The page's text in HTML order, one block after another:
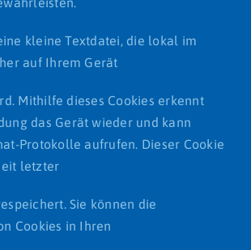
kleine Textdatei, die lokal im
auf Ihrem Gerät
Mithilfe dieses Cookies erkennt
das Gerät wieder und kann
Protokolle aufrufen. Dieser Cookie
letzter
Sie können die
Cookies in Ihren